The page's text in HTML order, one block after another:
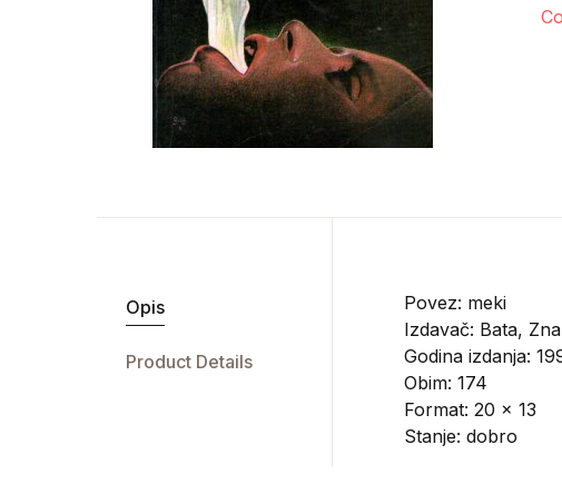
Opis
Product Details
Povez: meki
Izdavač: Bata,
Godina izdanja:
Obim: 174
Format: 20 x 13
Stanje: dobro